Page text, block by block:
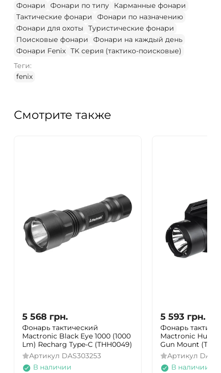
Фонари
Фонари по типу
Карманные фонари
Тактические фонари
Фонари по назначению
Фонари для охоты
Туристические фонари
Поисковые фонари
Фонари на каждый день
Фонари Fenix TK серия (тактико-поисковые)
Теги:
fenix
Смотрите также
5 568 грн.
Фонарь тактический
Mactronic Black Eye 1000 (1000
Lm) Recharg Type-C (THH0049)
Артикул DAS303253
В наличии
5 593 грн.
Фонарь
Mactronic
Gun Mount
Артикул
В наличии